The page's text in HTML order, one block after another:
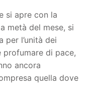
si apre con la
metà del mese, si
per l’unità dei
profumare di pace,
ancora
quella dove